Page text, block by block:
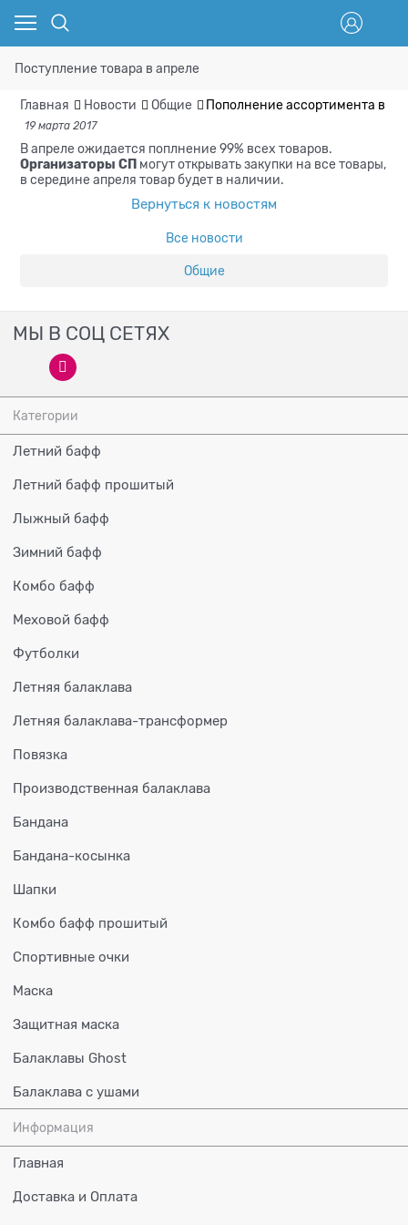
Поступление товара в апреле
Главная Новости Общие Пополнение ассортимента в
19 марта 2017
В апреле ожидается поплнение 99% всех товаров.
Организаторы СП могут открывать закупки на все товары,
в середине апреля товар будет в наличии.
Вернуться к новостям
Все новости
Общие
МЫ В СОЦ СЕТЯХ
Категории
Летний бафф
Летний бафф прошитый
Лыжный бафф
Зимний бафф
Комбо бафф
Меховой бафф
Футболки
Летняя балаклава
Летняя балаклава-трансформер
Повязка
Производственная балаклава
Бандана
Бандана-косынка
Шапки
Комбо бафф прошитый
Спортивные очки
Маска
Защитная маска
Балаклавы Ghost
Балаклава с ушами
Информация
Главная
Доставка и Оплата